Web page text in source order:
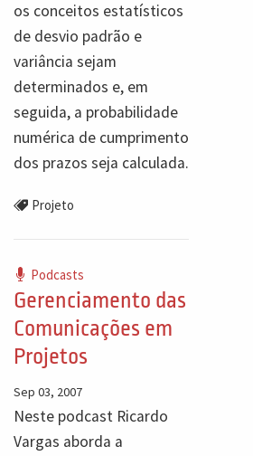
os conceitos estatísticos
de desvio padrão e
variância sejam
determinados e, em
seguida, a probabilidade
numérica de cumprimento
dos prazos seja calculada.
Projeto
Podcasts
Gerenciamento das
Comunicações em
Projetos
Sep 03, 2007
Neste podcast Ricardo
Vargas aborda a